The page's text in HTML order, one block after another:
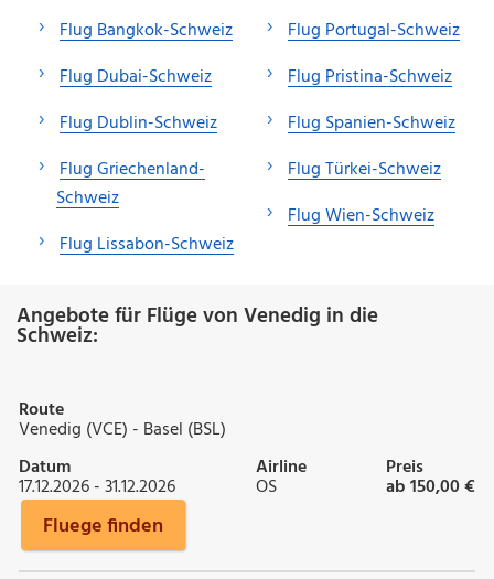
Flug Bangkok-Schweiz
Flug Dubai-Schweiz
Flug Dublin-Schweiz
Flug Griechenland-
Schweiz
Flug Lissabon-Schweiz
Flug Portugal-Schweiz
Flug Pristina-Schweiz
Flug Spanien-Schweiz
Flug Türkei-Schweiz
Flug Wien-Schweiz
Angebote für Flüge von Venedig in die
Schweiz:
Route
Venedig (VCE) - Basel (BSL)
Datum
17.12.2026 - 31.12.2026
Airline
OS
Preis
ab 150,00 €
Fluege finden